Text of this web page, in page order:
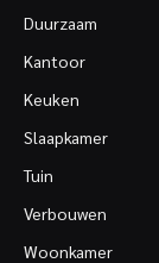
Duurzaam
Kantoor
Keuken
Slaapkamer
Tuin
Verbouwen
Woonkamer